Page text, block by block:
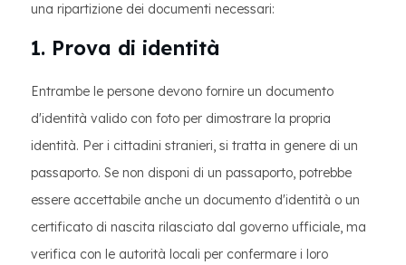
una ripartizione dei documenti necessari:
1. Prova di identità
Entrambe le persone devono fornire un documento
d'identità valido con foto per dimostrare la propria
identità. Per i cittadini stranieri, si tratta in genere di un
passaporto. Se non disponi di un passaporto, potrebbe
essere accettabile anche un documento d'identità o un
certificato di nascita rilasciato dal governo ufficiale, ma
verifica con le autorità locali per confermare i loro